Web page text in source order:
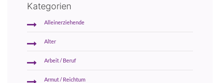
Kategorien
Alleinerziehende
Alter
Arbeit / Beruf
Armut / Reichtum